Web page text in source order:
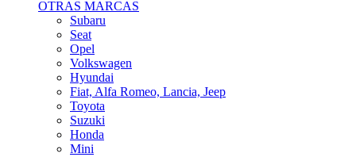
OTRAS MARCAS
Subaru
Seat
Opel
Volkswagen
Hyundai
Fiat, Alfa Romeo, Lancia, Jeep
Toyota
Suzuki
Honda
Mini